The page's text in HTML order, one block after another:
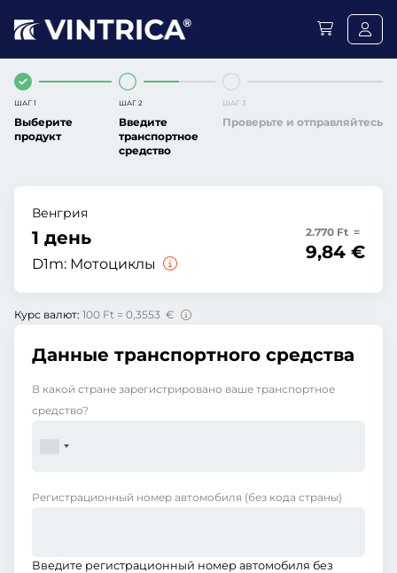
ШАГ 1
Выберите
продукт
ШАГ 2
Введите
транспортное
средство
ШАГ 3
Проверьте и отправляйтесь
Венгрия
1 день
D1m: Мотоциклы
2.770 Ft =
9,84 €
Курс валют: 100 Ft = 0,3553 €
Данные транспортного средства
В какой стране зарегистрировано ваше транспортное
средство?
Регистрационный номер автомобиля (без кода страны)
Введите регистрационный номер автомобиля без